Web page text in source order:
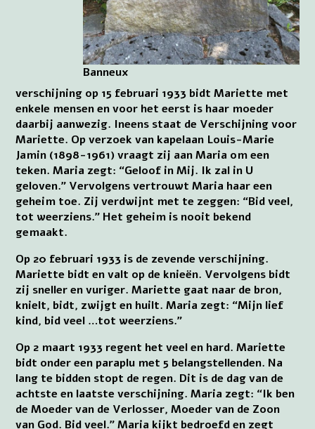
Banneux
verschijning op 15 februari 1933 bidt Mariette met
enkele mensen en voor het eerst is haar moeder
daarbij aanwezig. Ineens staat de Verschijning voor
Mariette. Op verzoek van kapelaan Louis-Marie
Jamin (1898-1961) vraagt zij aan Maria om een
teken. Maria zegt: “Geloof in Mij. Ik zal in U
geloven.” Vervolgens vertrouwt Maria haar een
geheim toe. Zij verdwijnt met te zeggen: “Bid veel,
tot weerziens.” Het geheim is nooit bekend
gemaakt.
Op 20 februari 1933 is de zevende verschijning.
Mariette bidt en valt op de knieën. Vervolgens bidt
zij sneller en vuriger. Mariette gaat naar de bron,
knielt, bidt, zwijgt en huilt. Maria zegt: “Mijn lief
kind, bid veel …tot weerziens.”
Op 2 maart 1933 regent het veel en hard. Mariette
bidt onder een paraplu met 5 belangstellenden. Na
lang te bidden stopt de regen. Dit is de dag van de
achtste en laatste verschijning. Maria zegt: “Ik ben
de Moeder van de Verlosser, Moeder van de Zoon
van God. Bid veel.” Maria kijkt bedroefd en zegt